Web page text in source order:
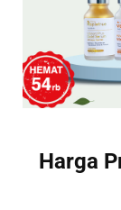
Harga